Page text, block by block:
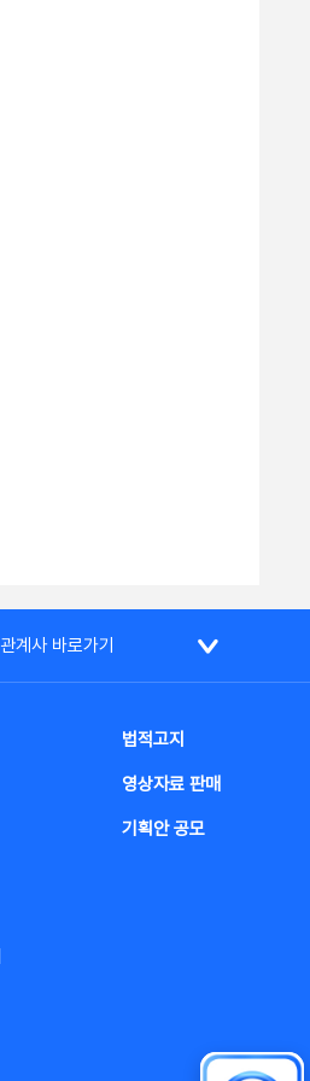
관계사 바로가기
법적고지
영상자료 판매
기획안 공모